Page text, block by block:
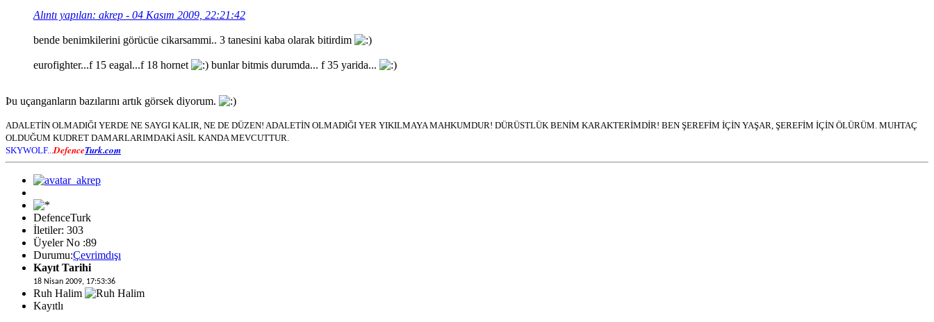
Alıntı yapılan: akrep - 04 Kasım 2009, 22:21:42
bende benimkilerini görücüe cikarsammi.. 3 tanesini kaba olarak bitirdim
eurofighter...f 15 eagal...f 18 hornet bunlar bitmis durumda... f 35 yarida...
Þu uçanganların bazılarını artık görsek diyorum.
ADALETİN OLMADIĞI YERDE NE SAYGI KALIR, NE DE DÜZEN! ADALETİN OLMADIĞI YER YIKILMAYA MAHKUMDUR! DÜRÜSTLÜK BENİM KARAKTERİMDİR! BEN ŞEREFİM İÇİN YAŞAR, ŞEREFİM İÇİN ÖLÜRÜM. MUHTAÇ
OLDUĞUM KUDRET DAMARLARIMDAKİ ASİL KANDA MEVCUTTUR.
SKYWOLF... DefenceTurk.com
DefenceTurk
İletiler: 303
Üyeler No :89
Durumu:Çevrimdışı
Kayıt Tarihi
18 Nisan 2009, 17:53:36
Ruh Halim
Kayıtlı